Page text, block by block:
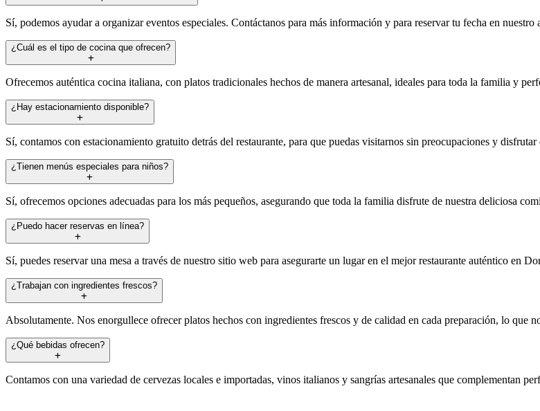
Sí, podemos ayudar a organizar eventos especiales. Contáctanos para más información y para reservar tu fecha en nuestro
¿Cuál es el tipo de cocina que ofrecen?
Ofrecemos auténtica cocina italiana, con platos tradicionales hechos de manera artesanal, ideales para toda la familia y
¿Hay estacionamiento disponible?
Sí, contamos con estacionamiento gratuito detrás del restaurante, para que puedas visitarnos sin preocupaciones y
¿Tienen menús especiales para niños?
Sí, ofrecemos opciones adecuadas para los más pequeños, asegurando que toda la familia disfrute de nuestra deliciosa
¿Puedo hacer reservas en línea?
Sí, puedes reservar una mesa a través de nuestro sitio web para asegurarte un lugar en el mejor restaurante auténtico en
¿Trabajan con ingredientes frescos?
Absolutamente. Nos enorgullece ofrecer platos hechos con ingredientes frescos y de calidad en cada preparación, lo que
¿Qué bebidas ofrecen?
Contamos con una variedad de cervezas locales e importadas, vinos italianos y sangrías artesanales que complementan